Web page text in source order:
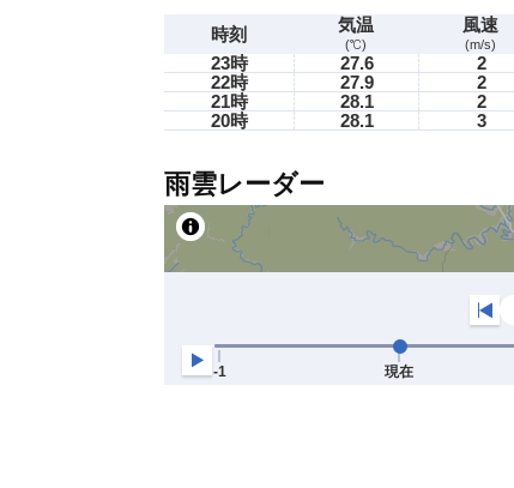
時刻 気温
(℃)
風速
(m/s)
23時 27.6 2
22時
27.9 2
21時
28.1 2
20時
28.1 3
雨雲レーダー